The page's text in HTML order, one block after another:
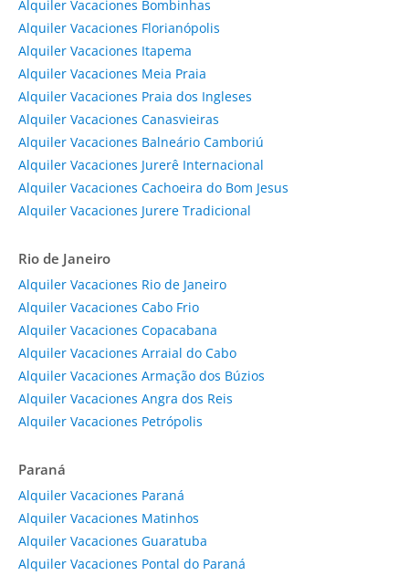
Alquiler Vacaciones Bombinhas
Alquiler Vacaciones Florianópolis
Alquiler Vacaciones Itapema
Alquiler Vacaciones Meia Praia
Alquiler Vacaciones Praia dos Ingleses
Alquiler Vacaciones Canasvieiras
Alquiler Vacaciones Balneário Camboriú
Alquiler Vacaciones Jurerê Internacional
Alquiler Vacaciones Cachoeira do Bom Jesus
Alquiler Vacaciones Jurere Tradicional
Rio de Janeiro
Alquiler Vacaciones Rio de Janeiro
Alquiler Vacaciones Cabo Frio
Alquiler Vacaciones Copacabana
Alquiler Vacaciones Arraial do Cabo
Alquiler Vacaciones Armação dos Búzios
Alquiler Vacaciones Angra dos Reis
Alquiler Vacaciones Petrópolis
Paraná
Alquiler Vacaciones Paraná
Alquiler Vacaciones Matinhos
Alquiler Vacaciones Guaratuba
Alquiler Vacaciones Pontal do Paraná